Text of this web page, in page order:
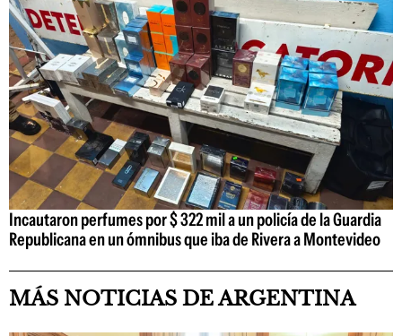
Incautaron perfumes por $ 322 mil a un policía de la Guardia
Republicana en un ómnibus que iba de Rivera a Montevideo
MÁS NOTICIAS DE ARGENTINA